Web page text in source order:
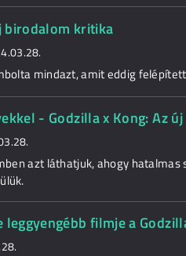
birodalom kritika
mindazt, amit eddig
- Godzilla x Kong: Az
azt láthatjuk, ahogy
filmje a